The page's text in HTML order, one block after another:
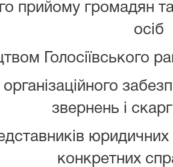
прийому громадян
осіб
Голосіївського
звернень і
юридичних
конкретних